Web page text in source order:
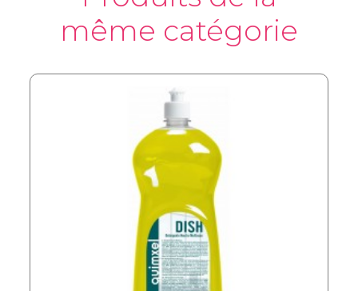
même catégorie